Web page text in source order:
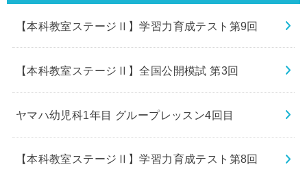
【本科教室ステージⅡ】学習力育成テスト第9回
【本科教室ステージⅡ】全国公開模試 第3回
ヤマハ幼児科1年目 グループレッスン4回目
【本科教室ステージⅡ】学習力育成テスト第8回